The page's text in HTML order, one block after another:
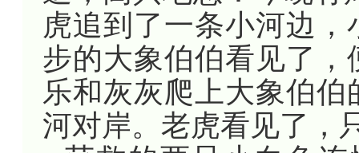
虎追到了一条小河边
步的大象伯伯看见了
乐和灰灰爬上大象伯
河对岸。老虎看见了，